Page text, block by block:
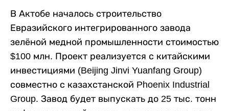
В Актобе началось строительство
Евразийского интегрированного завода
зелёной медной промышленности стоимостью
$100 млн. Проект реализуется с китайскими
инвестициями (Beijing Jinvi Yuanfang Group)
совместно с казахстанской Phoenix Industrial
Group. Завод будет выпускать до 25 тыс. тонн